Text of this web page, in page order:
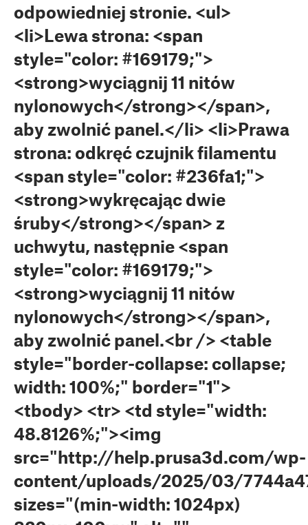
odpowiedniej stronie. <ul>
<li>Lewa strona: <span
style="color: #169179;">
<strong>wyciągnij 11 nitów
nylonowych</strong></span>,
aby zwolnić panel.</li> <li>Prawa
strona: odkręć czujnik filamentu
<span style="color: #236fa1;">
<strong>wykręcając dwie
śruby</strong></span> z
uchwytu, następnie <span
style="color: #169179;">
<strong>wyciągnij 11 nitów
nylonowych</strong></span>,
aby zwolnić panel.<br /> <table
style="border-collapse: collapse;
width: 100%;" border="1">
<tbody> <tr> <td style="width:
48.8126%;"><img
src="http://help.prusa3d.com/wp-
content/uploads/2025/03/
sizes="(min-width: 1024px)